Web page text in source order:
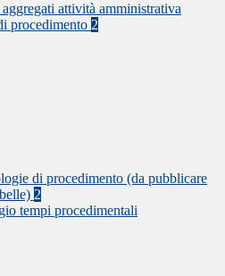
attività amministrativa
procedimento 2
di procedimento (da pubblicare
2
tempi procedimentali